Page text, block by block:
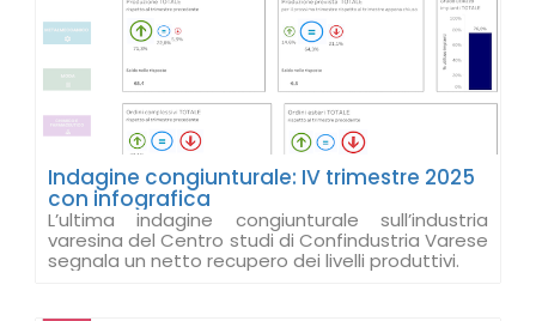
Indagine congiunturale: IV trimestre 2025
con infografica
L’ultima indagine congiunturale sull’industria
varesina del Centro studi di Confindustria Varese
segnala un netto recupero dei livelli produttivi.